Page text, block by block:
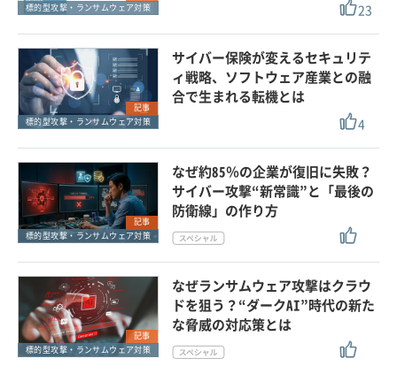
標的型攻撃・ランサムウェア対策
23
記事
標的型攻撃・ランサムウェア対策
サイバー保険が変えるセキュリテ
ィ戦略、ソフトウェア産業との融
合で生まれる転機とは
4
記事
標的型攻撃・ランサムウェア対策
なぜ約85％の企業が復旧に失敗？
サイバー攻撃“新常識”と「最後の
防衛線」の作り方
記事
標的型攻撃・ランサムウェア対策
なぜランサムウェア攻撃はクラウ
ドを狙う？“ダークAI”時代の新た
な脅威の対応策とは